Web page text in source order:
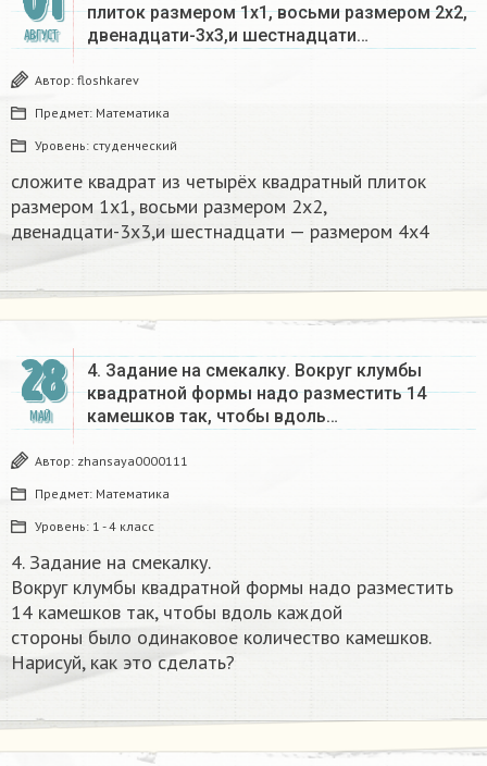
АВГУСТ
плиток размером 1х1, восьми размером 2х2,
двенадцати-3х3,и шестнадцати…
Автор: floshkarev
Предмет: Математика
Уровень: студенческий
сложите квадрат из четырёх квадратный плиток
размером 1х1, восьми размером 2х2,
двенадцати-3х3,и шестнадцати — размером 4х4​
28
МАЙ
4. Задание на смекалку. Вокруг клумбы
квадратной формы надо разместить 14
камешков так, чтобы вдоль…
Автор: zhansaya0000111
Предмет: Математика
Уровень: 1 - 4 класс
4. Задание на смекалку.
Вокруг клумбы квадратной формы надо разместить
14 камешков так, чтобы вдоль каждой
стороны было одинаковое количество камешков.
Нарисуй, как это сделать?​